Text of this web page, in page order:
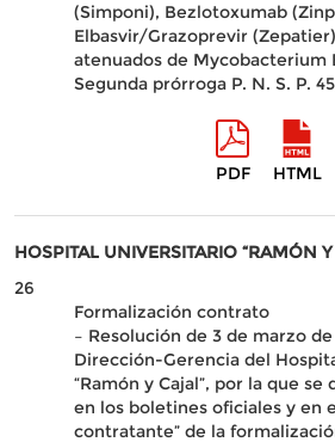
(Simponi), Bezlotoxumab
Elbasvir/Grazoprevir
atenuados de Mycobacterium
Segunda prórroga P. N. S. P.
PDF HTML
HOSPITAL UNIVERSITARIO “RAMÓN
26
Formalización contrato
– Resolución de 3 de marzo
Dirección-Gerencia del
“Ramón y Cajal”, por la que
en los boletines oficiales y en
contratante” de la